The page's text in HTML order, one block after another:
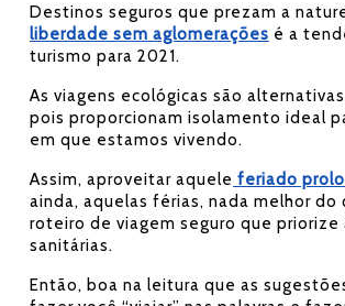
Destinos seguros que prezam a
liberdade sem aglomerações é a
turismo para 2021.
As viagens ecológicas são
pois proporcionam isolamento ideal
em que estamos vivendo.
Assim, aproveitar aquele feriado
ainda, aquelas férias, nada melhor do
roteiro de viagem seguro que priorize
sanitárias.
Então, boa na leitura que as